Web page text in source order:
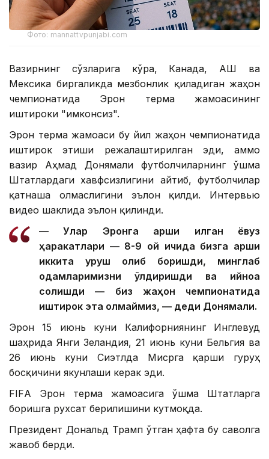
Фото: mannattvpunjabi.com
Вазирнинг сўзларига кўра, Канада, АҚШ ва
Мексика биргаликда мезбонлик қиладиган жаҳон
чемпионатида Эрон терма жамоасининг
иштироки "имконсиз".
Эрон терма жамоаси бу йил жаҳон чемпионатида
иштирок этиши режалаштирилган эди, аммо
вазир Аҳмад Донямали футболчиларнинг Қўшма
Штатлардаги хавфсизлигини айтиб, футболчилар
қатнаша олмаслигини эълон қилди. Интервью
видео шаклида эълон қилинди.
— Улар Эронга қарши қилган ёвуз
ҳаракатлари — 8-9 ой ичида бизга қарши
иккита уруш олиб боришди, минглаб
одамларимизни ўлдиришди ва қийноққа
солишди — биз жаҳон чемпионатида
иштирок эта олмаймиз, — деди Донямали.
Эрон 15 июнь куни Калифорниянинг Инглевуд
шаҳрида Янги Зеландия, 21 июнь куни Бельгия ва
26 июнь куни Сиэтлда Мисрга қарши гуруҳ
босқичини якунлаши керак эди.
FIFА Эрон терма жамоасига Қўшма Штатларга
боришга рухсат берилишини кутмоқда.
Президент Дональд Трамп ўтган ҳафта бу саволга
жавоб берди.